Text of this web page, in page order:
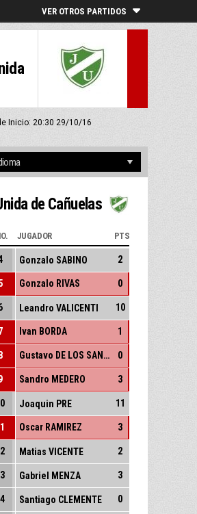
VER OTROS PARTIDOS
Inicio: 20:30 29/10/16
de Cañuelas
JUGADOR PTS
Gonzalo SABINO 2
Gonzalo RIVAS 0
Leandro VALICENTI 10
Ivan BORDA 1
Gustavo DE LOS SANTOS 0
Sandro MEDERO 3
Joaquin PRE 11
Oscar RAMIREZ 3
Matias VICENTE 2
Gabriel MENZA 3
Santiago CLEMENTE 0